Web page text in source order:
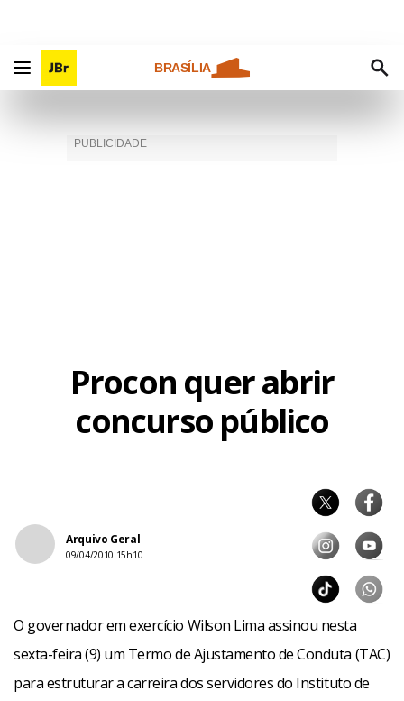
BRASÍLIA
Procon quer abrir
concurso público
Arquivo Geral
09/04/2010 15h10
O governador em exercício Wilson Lima assinou nesta
sexta-feira (9) um Termo de Ajustamento de Conduta (TAC)
para estruturar a carreira dos servidores do Instituto de